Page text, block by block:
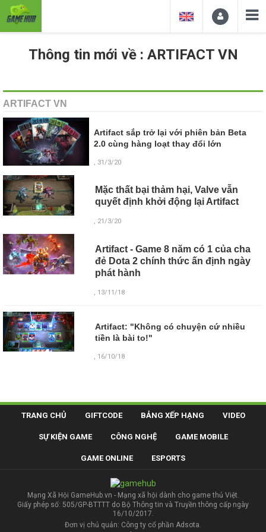
Thông tin mới về : ARTIFACT VN
ARTIFACT VN
Artifact sắp trở lại với phiên bản Beta
2.0 cùng hàng loạt thay đổi lớn
, 31/3/20
Mặc thất bại thảm hại, Valve vẫn
quyết định khởi động lại Artifact
, 21/3/20
Artifact - Game 8 năm có 1 của cha
đẻ Dota 2 chính thức ấn định ngày
phát hành
, 13/11/18
Artifact: "Không có chuyện cứ nhiều
tiền là bài to!"
, 16/10/18
TRANG CHỦ GIFTCODE BẢNG XẾP HẠNG VIDEO
SỰ KIỆN GAME CÔNG NGHỆ GAME MOBILE
GAME ONLINE ESPORTS
Mạng Xã Hội GameHub.vn - Mạng xã hội dành cho game thủ Việt.
Giấy phép số: 505/GP-BTTTT do Bộ Thông tin và Truyền thông cấp ngày
16/10/2017.
Đơn vị chủ quản: Công ty cổ phần Adsota.